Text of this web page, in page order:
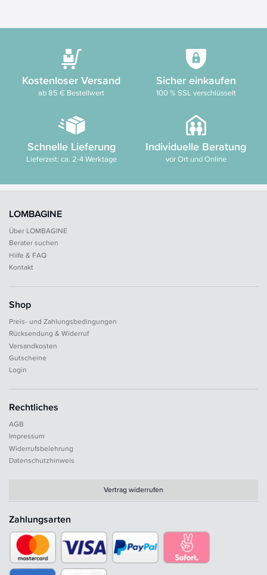
Kostenloser Versand
ab 85 € Bestellwert
Sicher einkaufen
100 % SSL verschlüsselt
Schnelle Lieferung
Lieferzeit: ca. 2-4 Werktage
Individuelle Beratung
vor Ort und Online
LOMBAGINE
Über LOMBAGINE
Berater suchen
Hilfe & FAQ
Kontakt
Shop
Preis- und Zahlungsbedingungen
Rücksendung & Widerruf
Versandkosten
Gutscheine
Login
Rechtliches
AGB
Impressum
Widerrufsbelehrung
Datenschutzhinweis
Vertrag widerrufen
Zahlungsarten